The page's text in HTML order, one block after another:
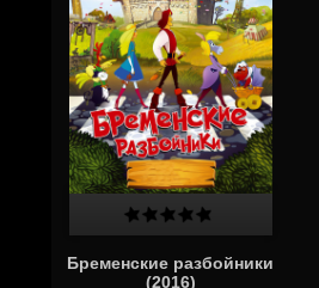
Бременские разбойники
(2016)